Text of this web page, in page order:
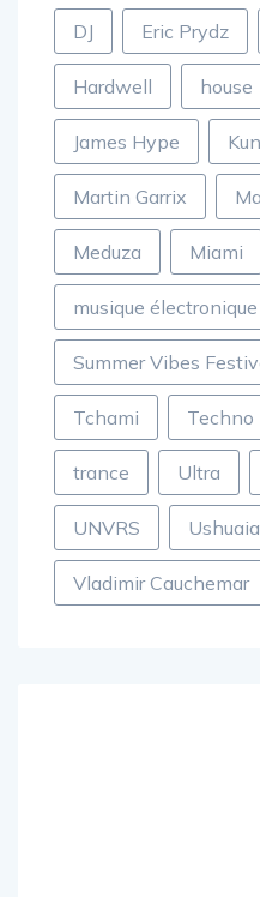
DJ Eric Prydz
Hardwell house
James Hype
Martin Garrix
Meduza Miami
musique électronique
Summer Vibes
Tchami Techno
trance Ultra
UNVRS
Vladimir Cauchemar